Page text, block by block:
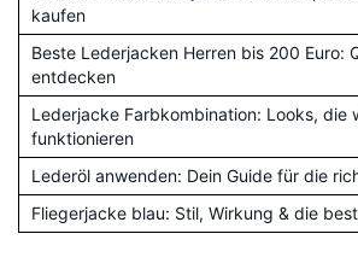
kaufen
Beste Lederjacken Herren bis 200 Euro:
entdecken
Lederjacke Farbkombination: Looks, die
funktionieren
Lederöl anwenden: Dein Guide für die
Fliegerjacke blau: Stil, Wirkung & die